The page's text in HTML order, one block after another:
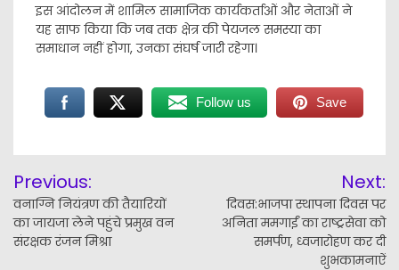
इस आंदोलन में शामिल सामाजिक कार्यकर्ताओं और नेताओं ने
यह साफ किया कि जब तक क्षेत्र की पेयजल समस्या का
समाधान नहीं होगा, उनका संघर्ष जारी रहेगा।
Follow us Save
navigation
Previous:
वनाग्नि नियंत्रण की तैयारियों
का जायजा लेने पहुंचे प्रमुख वन
संरक्षक रंजन मिश्रा
Next:
दिवस:भाजपा स्थापना दिवस पर
अनिता ममगाईं का राष्ट्रसेवा को
समर्पण, ध्वजारोहण कर दी
शुभकामनाऐं